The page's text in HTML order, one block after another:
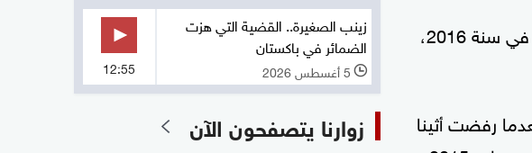
ضمن اتفاقية الحدود التي وقعتها تركيا مع الاتحاد الأوروبي، في سنة 2016،
رفضت أثينا
زينب الصغيرة.. القضية التي هزت
الضمائر في باكستان
l 5 أغسطس 2026 12:55
زوارنا يتصفحون الآن